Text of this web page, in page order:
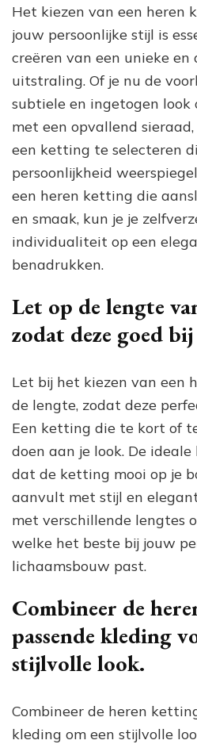
Het kiezen van een heren
jouw persoonlijke stijl is
creëren van een unieke
uitstraling. Of je nu de
subtiele en ingetogen
met een opvallend
een ketting te selecteren
persoonlijkheid
een heren ketting die
en smaak, kun je je
individualiteit op een
benadrukken.
Let op de lengte
zodat deze goed
Let bij het kiezen van een
de lengte, zodat deze
Een ketting die te kort of
doen aan je look. De
dat de ketting mooi op je
aanvult met stijl en
met verschillende lengtes
welke het beste bij jouw
lichaamsbouw past.
Combineer de
passende kleding
stijlvolle look.
Combineer de heren
kleding om een stijlvolle